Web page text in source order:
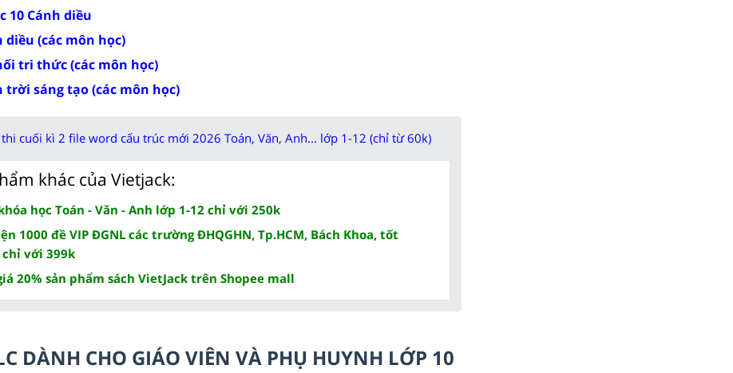
10 Cánh diều
diều (các môn học)
tri thức (các môn học)
trời sáng tạo (các môn học)
cuối kì 2 file word cấu trúc mới 2026 Toán, Văn, Anh... lớp 1-12 (chỉ từ 60k)
khác của Vietjack:
học Toán - Văn - Anh lớp 1-12 chỉ với 250k
1000 đề VIP ĐGNL các trường ĐHQGHN, Tp.HCM, Bách Khoa, tốt
chỉ với 399k
20% sản phẩm sách VietJack trên Shopee mall
DÀNH CHO GIÁO VIÊN VÀ PHỤ HUYNH LỚP 10